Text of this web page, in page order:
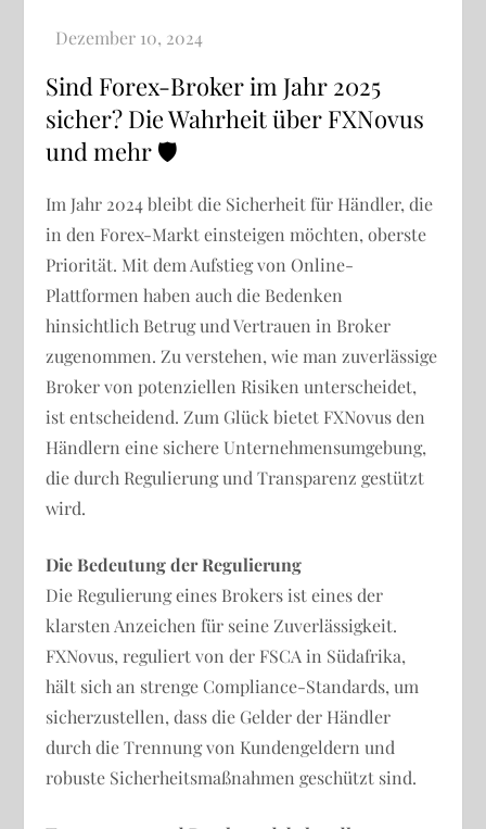
Sind Forex-Broker im Jahr 2025
sicher? Die Wahrheit über FXNovus
und mehr 🛡️
Im Jahr 2024 bleibt die Sicherheit für Händler, die
in den Forex-Markt einsteigen möchten, oberste
Priorität. Mit dem Aufstieg von Online-
Plattformen haben auch die Bedenken
hinsichtlich Betrug und Vertrauen in Broker
zugenommen. Zu verstehen, wie man zuverlässige
Broker von potenziellen Risiken unterscheidet,
ist entscheidend. Zum Glück bietet FXNovus den
Händlern eine sichere Unternehmensumgebung,
die durch Regulierung und Transparenz gestützt
wird.
Die Bedeutung der Regulierung
Die Regulierung eines Brokers ist eines der
klarsten Anzeichen für seine Zuverlässigkeit.
FXNovus, reguliert von der FSCA in Südafrika,
hält sich an strenge Compliance-Standards, um
sicherzustellen, dass die Gelder der Händler
durch die Trennung von Kundengeldern und
robuste Sicherheitsmaßnahmen geschützt sind.